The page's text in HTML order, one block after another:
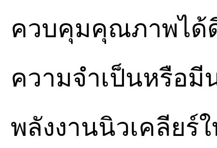
ควบคุมคุณภาพได้
ความจำเป็นหรือมี
พลังงานนิวเคลียร์